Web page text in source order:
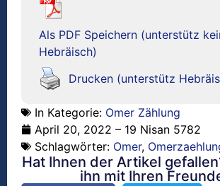
Als PDF Speichern (unterstütz
Hebräisch)
Drucken (unterstütz
In Kategorie: Omer Zählung
April 20, 2022 – 19 Nisan 5782
Schlagwörter: Omer,
Hat Ihnen der Artikel
ihn mit Ihren